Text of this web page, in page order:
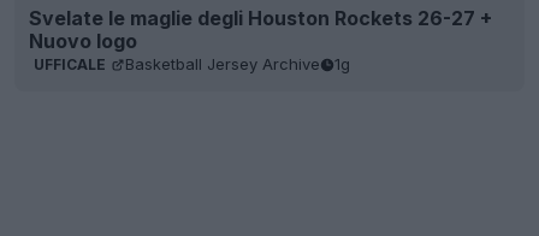
Svelate le maglie degli Houston Rockets 26-27 +
Nuovo logo
UFFICALE Basketball Jersey Archive 1g